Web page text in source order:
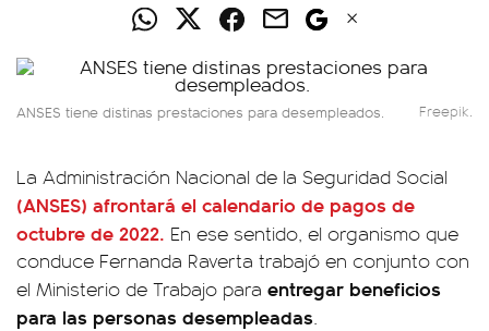
ANSES tiene distinas prestaciones para desempleados. Freepik.
La Administración Nacional de la Seguridad Social
(ANSES) afrontará el calendario de pagos de
octubre de 2022. En ese sentido, el organismo que
conduce Fernanda Raverta trabajó en conjunto con
el Ministerio de Trabajo para entregar beneficios
para las personas desempleadas.